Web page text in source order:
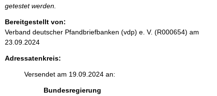
getestet werden.
Bereitgestellt von:
Verband deutscher Pfandbriefbanken (vdp) e. V. (R000654) am
23.09.2024
Adressatenkreis:
Versendet am 19.09.2024 an:
Bundesregierung